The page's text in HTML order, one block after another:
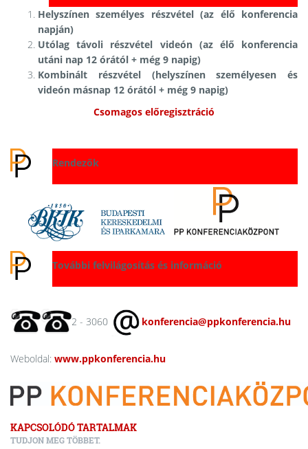
Helyszínen személyes részvétel (az élő konferencia
napján)
Utólag távoli részvétel videón (az élő konferencia
utáni nap 12 órától + még 9 napig)
Kombinált részvétel (helyszínen személyesen és
videón másnap 12 órától + még 9 napig)
Csomagos előregisztráció
Rendezők
További felvilágosítás és információ
(20) 262 - 3060 konferencia@ppkonferencia.hu
Weboldal: www.ppkonferencia.hu
KAPCSOLÓDÓ TARTALMAK
TUDJON MEG TÖBBET.